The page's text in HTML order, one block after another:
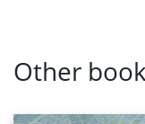
Other